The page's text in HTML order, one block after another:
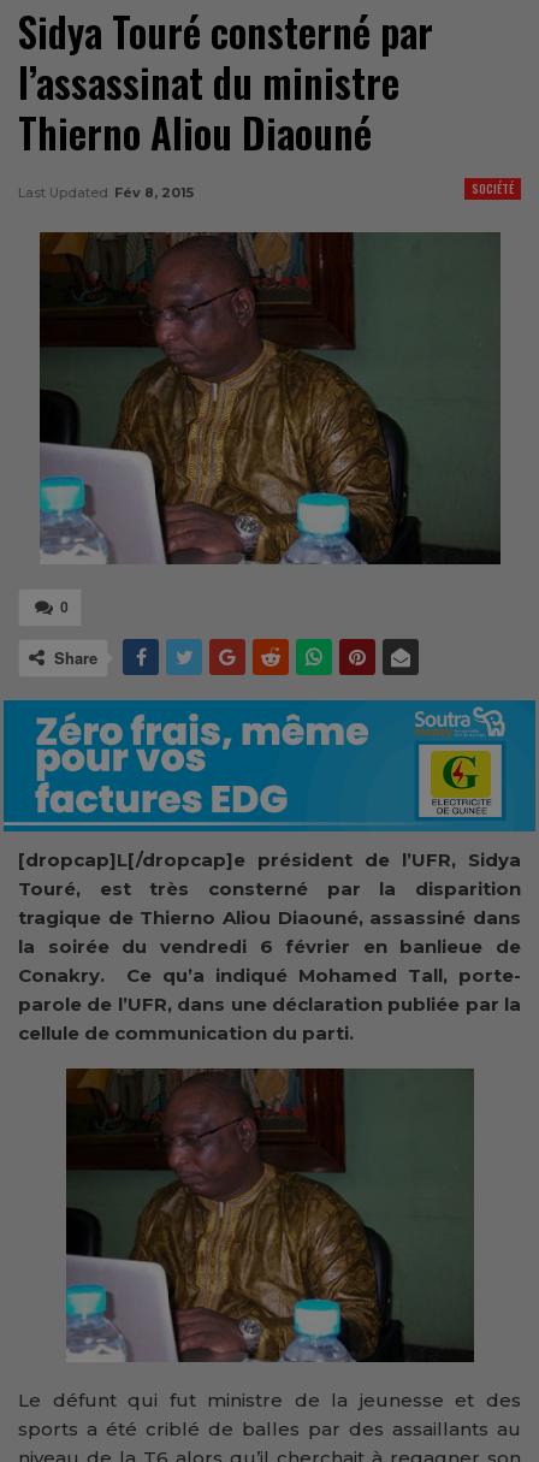
Sidya Touré consterné par
l’assassinat du ministre
Thierno Aliou Diaouné
SOCIÉTÉ
Last Updated Fév 8, 2015
0
Share
[dropcap]L[/dropcap]e président de l’UFR, Sidya
Touré, est très consterné par la disparition
tragique de Thierno Aliou Diaouné, assassiné dans
la soirée du vendredi 6 février en banlieue de
Conakry. Ce qu’a indiqué Mohamed Tall, porte-
parole de l’UFR, dans une déclaration publiée par la
cellule de communication du parti.
Le défunt qui fut ministre de la jeunesse et des
sports a été criblé de balles par des assaillants au